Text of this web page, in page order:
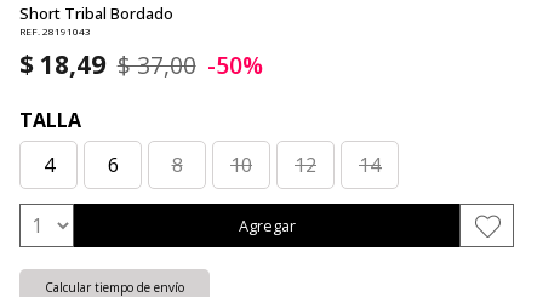
Short Tribal Bordado
REF. 28191043
$ 18,49 $ 37,00 -50%
TALLA
4
6 8 10 12 14
Agregar
Calcular tiempo de envío